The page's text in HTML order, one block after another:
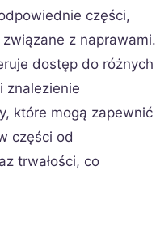
części,
z naprawami.
dostęp do różnych
znalezienie
które mogą zapewnić
części od
trwałości, co